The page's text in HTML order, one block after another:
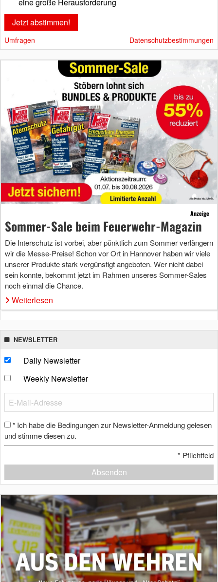
Umfragen Datenschutzbestimmungen
Anzeige
Sommer-Sale beim Feuerwehr-Magazin
Die Interschutz ist vorbei, aber pünktlich zum Sommer verlängern
wir die Messe-Preise! Schon vor Ort in Hannover haben wir viele
unserer Produkte stark vergünstigt angeboten. Wer nicht dabei
sein konnte, bekommt jetzt im Rahmen unseres Sommer-Sales
noch einmal die Chance.
Weiterlesen
NEWSLETTER
Daily Newsletter
Weekly Newsletter
* Ich habe die Bedingungen zur Newsletter-Anmeldung gelesen
und stimme diesen zu.
* Pflichtfeld
Absenden